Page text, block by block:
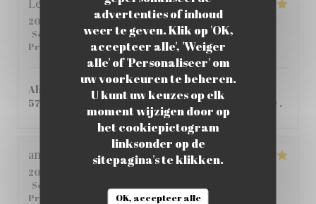
advertenties of inhoud
weer te geven. Klik op 'OK,
accepteer alle', 'Weiger
alle' of 'Personaliseer' om
uw voorkeuren te beheren.
U kunt uw keuzes op elk
moment wijzigen door op
het cookiepictogram
linksonder op de
sitepagina's te klikken.
OK, accepteer alle
Léane
2026-05-14
- 20:00 - Gasten 2
Service
/5 Atmosfeer:5/5 Keuken:5 /5 Kwaliteit /
Prijs
Aliment de qualité, Très bon pas si cher que ça
57,80€ à 2 , personnel tres accueillant et aimable .
angeloz
2026-05-14
Service
Prijs